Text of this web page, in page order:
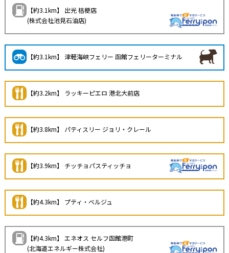
【約3.1km】 出光 桔梗店
(株式会社池見石油店)
【約3.1km】 津軽海峡フェリー 函館フェリーターミナル
【約3.2km】 ラッキーピエロ 港北大前店
【約3.8km】 パティスリー ジョリ・クレール
【約3.9km】 チッチョパスティッチョ
【約4.3km】 プティ・ベルジュ
【約4.3km】 エネオス セルフ函館港町
(北海道エネルギー株式会社)